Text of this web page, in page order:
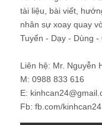
tài liệu, bài viết,
nhân sự xoay quay
Tuyển - Dạy - Dùng -
Liên hệ: Mr. Nguyễn
M: 0988 833 616
E:
Fb: fb.com/kinhcan24